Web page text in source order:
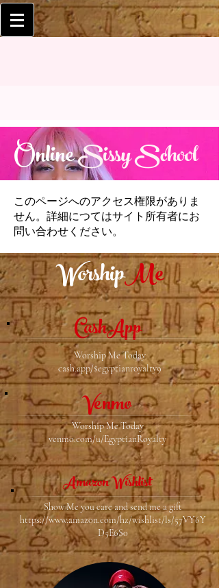
OnlineSissy School
このページへのアクセス権限がありま
せん。詳細につてはサイト所有者にお
問い合わせください。
WorshipMe
CashApp
Worship Me Today
cash.app/$egyptianroyalty9
Venmo
Worship Me Today
venmo.com/u/EgyptianRoyalty
Amazon Wishlist
Show Me you care and send me a gift
https://www.amazon.com/hz/wishlist/ls/57VY6Y
D5E6S0